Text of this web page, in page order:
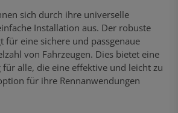
sich durch ihre universelle
Installation aus. Der robuste
für eine sichere und passgenaue
von Fahrzeugen. Dies bietet eine
für alle, die eine effektive und leicht zu
für ihre Rennanwendungen